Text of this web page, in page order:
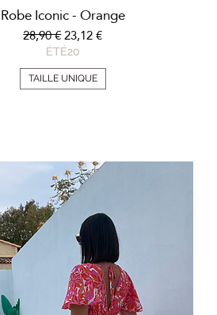
Aperçu rapide
Robe Iconic - Orange
Prix original
28,90 €Prix promotionnel
23,12 €
ÉTÉ20
TAILLE UNIQUE